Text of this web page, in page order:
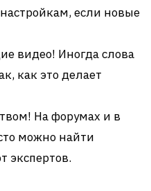
если новые
видео! Иногда слова
как это делает
На форумах и в
можно найти
экспертов.